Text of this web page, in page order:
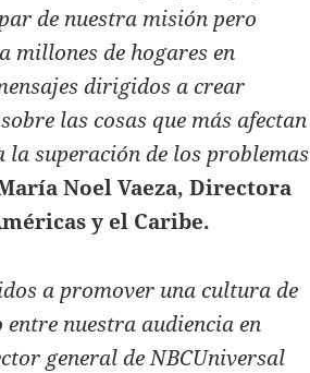
de nuestra misión pero
millones de hogares en
dirigidos a crear
las cosas que más afectan
superación de los problemas
Noel Vaeza, Directora
y el Caribe.
a promover una cultura de
nuestra audiencia en
general de NBCUniversal